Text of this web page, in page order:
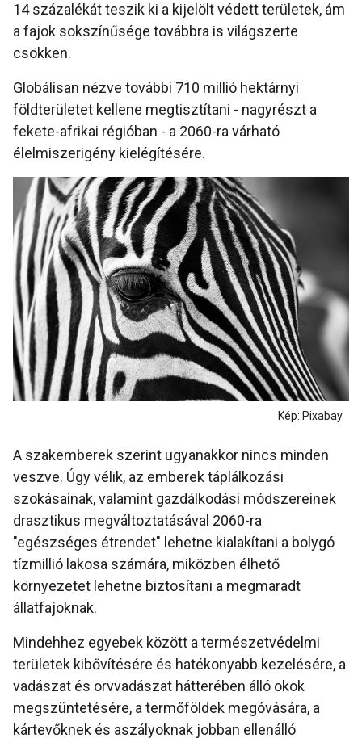
14 százalékát teszik ki a kijelölt védett területek, ám
a fajok sokszínűsége továbbra is világszerte
csökken.
Globálisan nézve további 710 millió hektárnyi
földterületet kellene megtisztítani - nagyrészt a
fekete-afrikai régióban - a 2060-ra várható
élelmiszerigény kielégítésére.
Kép: Pixabay
A szakemberek szerint ugyanakkor nincs minden
veszve. Úgy vélik, az emberek táplálkozási
szokásainak, valamint gazdálkodási módszereinek
drasztikus megváltoztatásával 2060-ra
"egészséges étrendet" lehetne kialakítani a bolygó
tízmillió lakosa számára, miközben élhető
környezetet lehetne biztosítani a megmaradt
állatfajoknak.
Mindehhez egyebek között a természetvédelmi
területek kibővítésére és hatékonyabb kezelésére, a
vadászat és orvvadászat hátterében álló okok
megszüntetésére, a termőföldek megóvására, a
kártevőknek és aszályoknak jobban ellenálló